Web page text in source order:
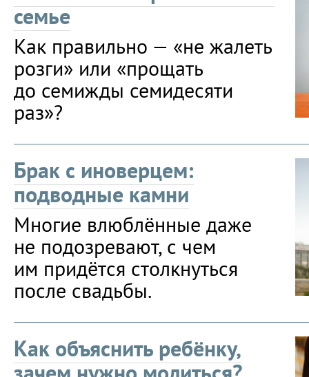
семье
Как правильно — «не жалеть
розги» или «прощать
до семижды семидесяти
раз»?
Брак с иноверцем:
подводные камни
Многие влюблённые даже
не подозревают, с чем
им придётся столкнуться
после свадьбы.
Как объяснить ребёнку,